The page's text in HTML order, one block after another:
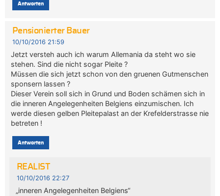
Antworten
Pensionierter Bauer
10/10/2016 21:59
Jetzt versteh auch ich warum Allemania da steht wo sie
stehen. Sind die nicht sogar Pleite ?
Müssen die sich jetzt schon von den gruenen Gutmenschen
sponsern lassen ?
Dieser Verein soll sich in Grund und Boden schämen sich in
die inneren Angelegenheiten Belgiens einzumischen. Ich
werde diesen gelben Pleitepalast an der Krefelderstrasse nie
betreten !
Antworten
REALIST
10/10/2016 22:27
„inneren Angelegenheiten Belgiens“